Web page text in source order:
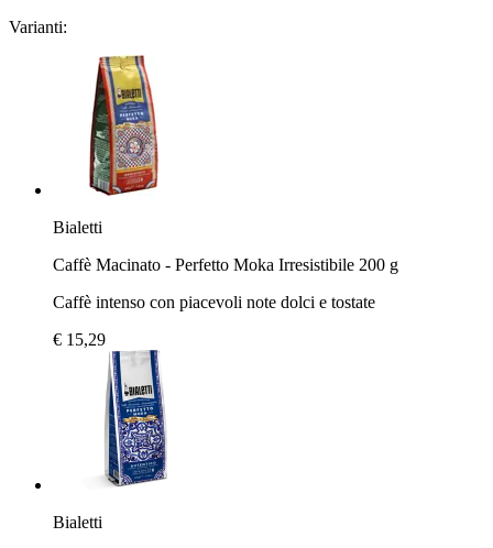
Varianti:
Bialetti
Caffè Macinato - Perfetto Moka Irresistibile 200 g
Caffè intenso con piacevoli note dolci e tostate
€ 15,29
Bialetti